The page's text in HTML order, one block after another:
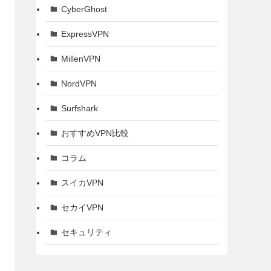
CyberGhost
ExpressVPN
MillenVPN
NordVPN
Surfshark
おすすめVPN比較
コラム
スイカVPN
セカイVPN
セキュリティ